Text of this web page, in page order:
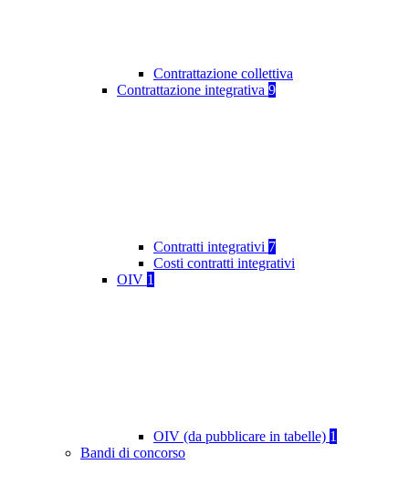
Contrattazione collettiva
Contrattazione integrativa 9
Contratti integrativi 7
Costi contratti integrativi
OIV 1
OIV (da pubblicare in tabelle) 1
Bandi di concorso